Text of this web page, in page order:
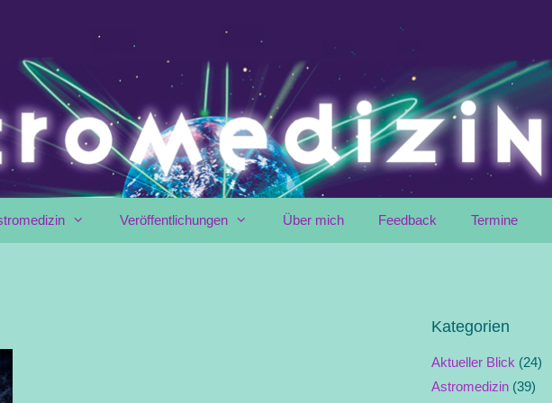
Veröffentlichungen Über mich Feedback Termine
Kategorien
Aktueller Blick (24)
Astromedizin (39)